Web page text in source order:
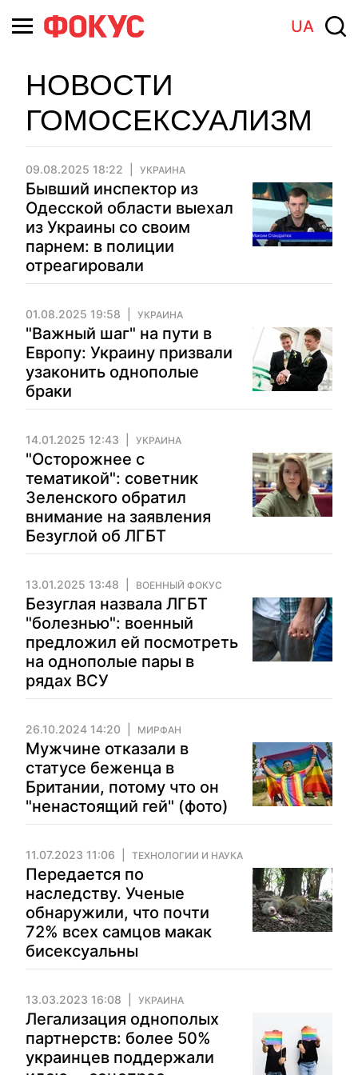
UA
НОВОСТИ
ГОМОСЕКСУАЛИЗМ
09.08.2025 18:22 УКРАИНА
Бывший инспектор из
Одесской области выехал
из Украины со своим
парнем: в полиции
отреагировали
01.08.2025 19:58 УКРАИНА
"Важный шаг" на пути в
Европу: Украину призвали
узаконить однополые
браки
14.01.2025 12:43 УКРАИНА
"Осторожнее с
тематикой": советник
Зеленского обратил
внимание на заявления
Безуглой об ЛГБТ
13.01.2025 13:48 ВОЕННЫЙ ФОКУС
Безуглая назвала ЛГБТ
"болезнью": военный
предложил ей посмотреть
на однополые пары в
рядах ВСУ
26.10.2024 14:20 МИРФАН
Мужчине отказали в
статусе беженца в
Британии, потому что он
"ненастоящий гей" (фото)
11.07.2023 11:06 ТЕХНОЛОГИИ И НАУКА
Передается по
наследству. Ученые
обнаружили, что почти
72% всех самцов макак
бисексуальны
13.03.2023 16:08 УКРАИНА
Легализация однополых
партнерств: более 50%
украинцев поддержали